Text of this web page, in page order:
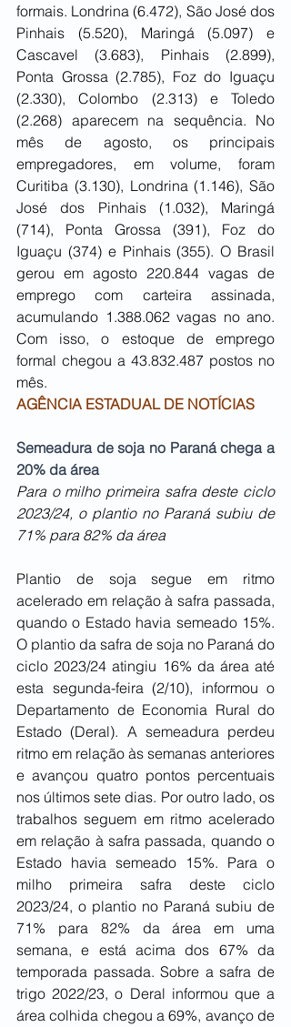
formais. Londrina (6.472), São José dos
Pinhais (5.520), Maringá (5.097) e
Cascavel (3.683), Pinhais (2.899),
Ponta Grossa (2.785), Foz do Iguaçu
(2.330), Colombo (2.313) e Toledo
(2.268) aparecem na sequência. No
mês de agosto, os principais
empregadores, em volume, foram
Curitiba (3.130), Londrina (1.146), São
José dos Pinhais (1.032), Maringá
(714), Ponta Grossa (391), Foz do
Iguaçu (374) e Pinhais (355). O Brasil
gerou em agosto 220.844 vagas de
emprego com carteira assinada,
acumulando 1.388.062 vagas no ano.
Com isso, o estoque de emprego
formal chegou a 43.832.487 postos no
mês.
AGÊNCIA ESTADUAL DE NOTÍCIAS
Semeadura de soja no Paraná chega a
20% da área
Para o milho primeira safra deste ciclo
2023/24, o plantio no Paraná subiu de
71% para 82% da área
Plantio de soja segue em ritmo
acelerado em relação à safra passada,
quando o Estado havia semeado 15%.
O plantio da safra de soja no Paraná do
ciclo 2023/24 atingiu 16% da área até
esta segunda-feira (2/10), informou o
Departamento de Economia Rural do
Estado (Deral). A semeadura perdeu
ritmo em relação às semanas anteriores
e avançou quatro pontos percentuais
nos últimos sete dias. Por outro lado, os
trabalhos seguem em ritmo acelerado
em relação à safra passada, quando o
Estado havia semeado 15%. Para o
milho primeira safra deste ciclo
2023/24, o plantio no Paraná subiu de
71% para 82% da área em uma
semana, e está acima dos 67% da
temporada passada. Sobre a safra de
trigo 2022/23, o Deral informou que a
área colhida chegou a 69%, avanço de